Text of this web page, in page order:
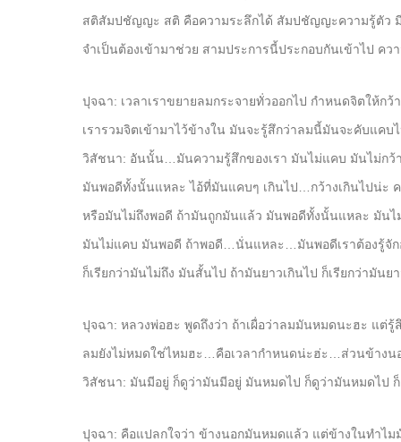
สติสัมปชัญญะ สติ คือความระลึกได้ สัมปชัญญะความรู้ตัว
จำเป็นต้องเข้ามาช่วย สามประการนี้ประกอบกันเข้าไป ค
ปุจฉา: เวลาเราขยายลมกระจายทั่วออกไป กำหนดจิตให้ก
เรารวมจิตเข้ามาไว้ข้างใน มันจะรู้สึกว่าลมนี้มันจะคับแคบ
วิสัชนา: อันนั้น…มันความรู้สึกของเรา มันไม่แคบ มันไม่ก
มันพอดีทั้งนั้นแหละ ไอ้ที่มันแคบๆ เกินไป…กว้างเกินไปน่ะ
หรือมันไม่ถึงพอดี ถ้ามันถูกมันแล้ว มันพอดีทั้งนั้นแหละ มัน
มันไม่แคบ มันพอดี ถ้าพอดี…นั่นแหละ…มันพอดีเราต้องรู้จั
ก็เรียกว่ามันไม่ถึง มันสั้นไป ถ้ามันยาวเกินไป ก็เรียกว่ามัน
ปุจฉา: หลวงพ่อฮะ พูดถึงว่า ถ้าเผื่อว่าลมมันหมดนะฮะ แต่
ลมยังไม่หมดใช่ไหมฮะ…คือเวลากำหนดน่ะฮ่ะ…ส่วนข้างน
วิสัชนา: มันมีอยู่ ก็ดูว่ามันมีอยู่ มันหมดไป ก็ดูว่ามันหมดไป
ปุจฉา: คือแปลกใจว่า ข้างนอกมันหมดแล้ว แต่ข้างในทำไม